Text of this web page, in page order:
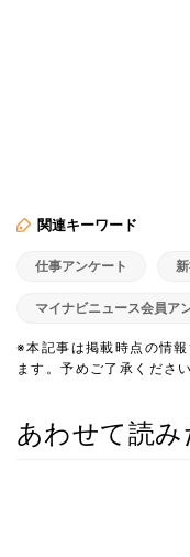
関連キーワード
仕事アンケート
マイナビニュース会員ア
※本記事は掲載時点の情
ます。予めご了承ください
あわせて読み